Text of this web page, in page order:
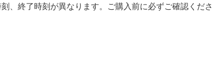
、終了時刻が異なります。ご購入前に必ずご確認くださ